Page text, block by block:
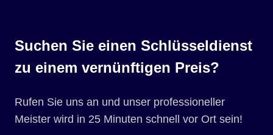
Suchen Sie einen Schlüsseldienst
zu einem vernünftigen Preis?
Rufen Sie uns an und unser professioneller
Meister wird in 25 Minuten schnell vor Ort sein!